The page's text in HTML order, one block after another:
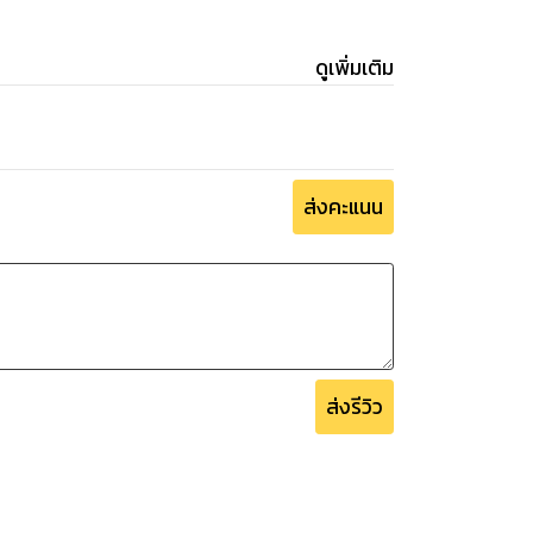
ดูเพิ่มเติม
ส่งคะแนน
ส่งรีวิว